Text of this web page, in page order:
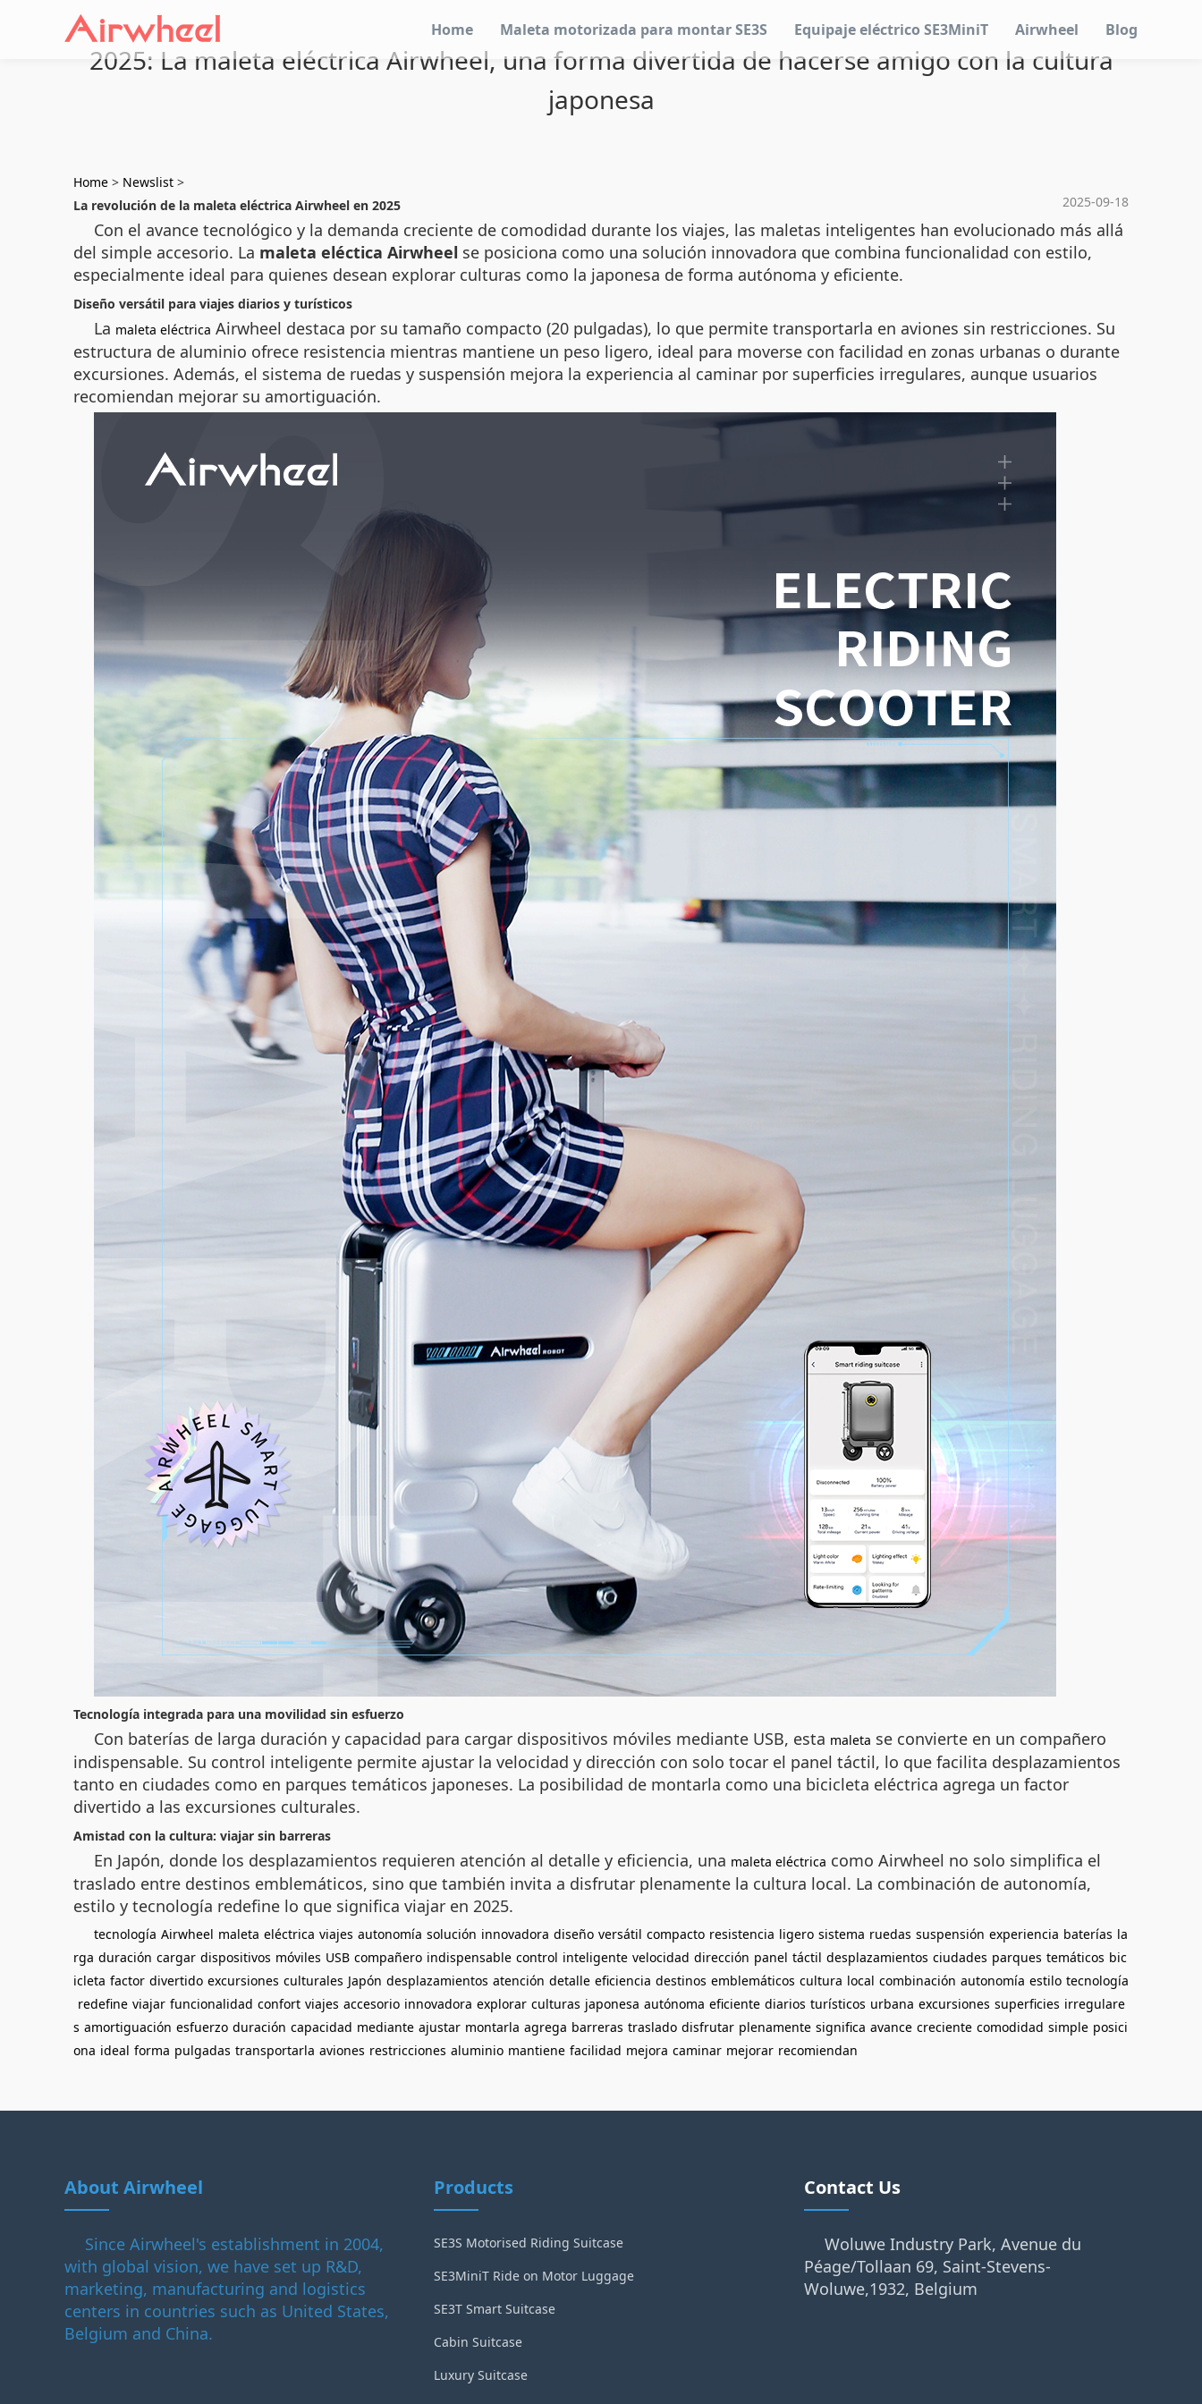
Home Maleta motorizada para montar SE3S Equipaje eléctrico SE3MiniT Airwheel Blog
2025: La maleta eléctrica Airwheel, una forma divertida de hacerse amigo con la cultura
japonesa
Home > Newslist >
2025-09-18
La revolución de la maleta eléctrica Airwheel en 2025
Con el avance tecnológico y la demanda creciente de comodidad durante los viajes, las maletas inteligentes han evolucionado más allá
del simple accesorio. La maleta eléctica Airwheel se posiciona como una solución innovadora que combina funcionalidad con estilo,
especialmente ideal para quienes desean explorar culturas como la japonesa de forma autónoma y eficiente.
Diseño versátil para viajes diarios y turísticos
La maleta eléctrica Airwheel destaca por su tamaño compacto (20 pulgadas), lo que permite transportarla en aviones sin restricciones. Su
estructura de aluminio ofrece resistencia mientras mantiene un peso ligero, ideal para moverse con facilidad en zonas urbanas o durante
excursiones. Además, el sistema de ruedas y suspensión mejora la experiencia al caminar por superficies irregulares, aunque usuarios
recomiendan mejorar su amortiguación.
Tecnología integrada para una movilidad sin esfuerzo
Con baterías de larga duración y capacidad para cargar dispositivos móviles mediante USB, esta maleta se convierte en un compañero
indispensable. Su control inteligente permite ajustar la velocidad y dirección con solo tocar el panel táctil, lo que facilita desplazamientos
tanto en ciudades como en parques temáticos japoneses. La posibilidad de montarla como una bicicleta eléctrica agrega un factor
divertido a las excursiones culturales.
Amistad con la cultura: viajar sin barreras
En Japón, donde los desplazamientos requieren atención al detalle y eficiencia, una maleta eléctrica como Airwheel no solo simplifica el
traslado entre destinos emblemáticos, sino que también invita a disfrutar plenamente la cultura local. La combinación de autonomía,
estilo y tecnología redefine lo que significa viajar en 2025.
tecnología Airwheel maleta eléctrica viajes autonomía solución innovadora diseño versátil compacto resistencia ligero sistema ruedas suspensión experiencia baterías la
rga duración cargar dispositivos móviles USB compañero indispensable control inteligente velocidad dirección panel táctil desplazamientos ciudades parques temáticos bic
icleta factor divertido excursiones culturales Japón desplazamientos atención detalle eficiencia destinos emblemáticos cultura local combinación autonomía estilo tecnología
redefine viajar funcionalidad confort viajes accesorio innovadora explorar culturas japonesa autónoma eficiente diarios turísticos urbana excursiones superficies irregulare
s amortiguación esfuerzo duración capacidad mediante ajustar montarla agrega barreras traslado disfrutar plenamente significa avance creciente comodidad simple posici
ona ideal forma pulgadas transportarla aviones restricciones aluminio mantiene facilidad mejora caminar mejorar recomiendan
About Airwheel
Since Airwheel's establishment in 2004,
with global vision, we have set up R&D,
marketing, manufacturing and logistics
centers in countries such as United States,
Belgium and China.
Products
SE3S Motorised Riding Suitcase
SE3MiniT Ride on Motor Luggage
SE3T Smart Suitcase
Cabin Suitcase
Luxury Suitcase
Contact Us
Woluwe Industry Park, Avenue du
Péage/Tollaan 69, Saint-Stevens-
Woluwe,1932, Belgium